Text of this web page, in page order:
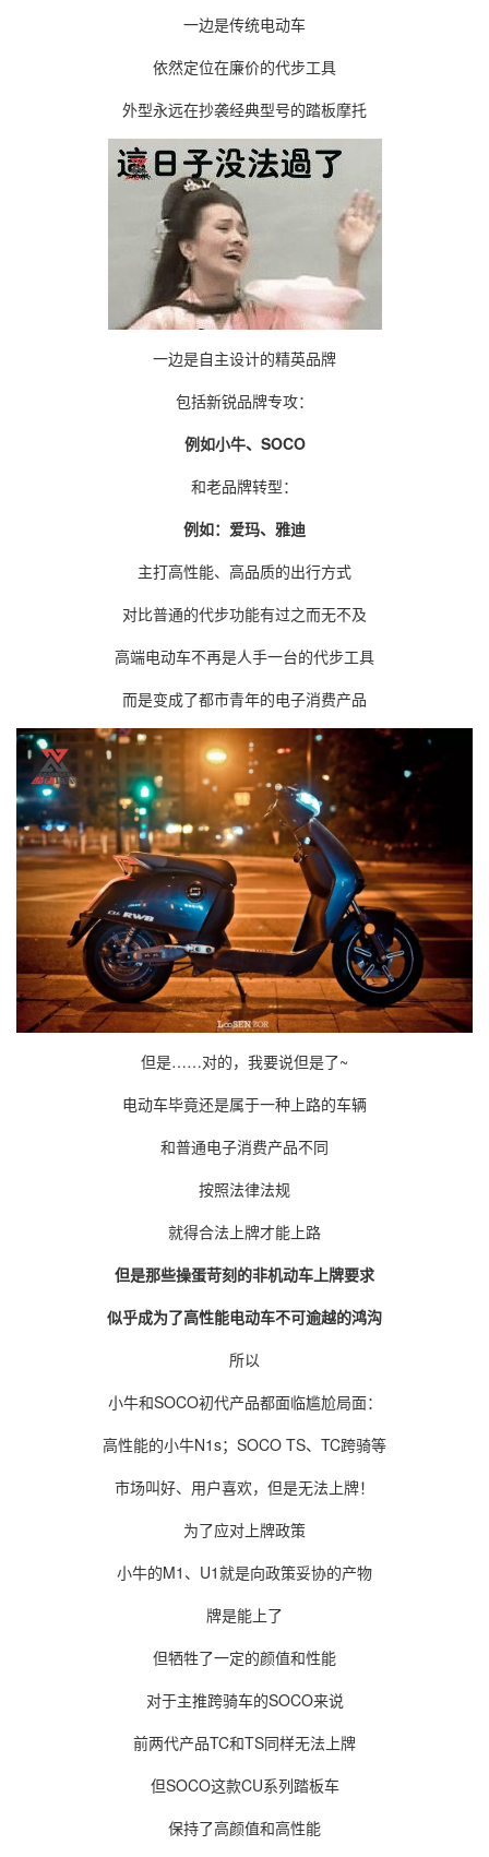
一边是传统电动车
依然定位在廉价的代步工具
外型永远在抄袭经典型号的踏板摩托
一边是自主设计的精英品牌
包括新锐品牌专攻：
例如小牛、 SOCO
和老品牌转型：
例如：爱玛、雅迪
主打高性能、高品质的出行方式
对比普通的代步功能有过之而无不及
高端电动车不再是人手一台的代步工具
而是变成了都市青年的电子消费产品
但是……对的，我要说但是了~
电动车毕竟还是属于一种上路的车辆
和普通电子消费产品不同
按照法律法规
就得合法上牌才能上路
但是那些操蛋苛刻的非机动车上牌要求
似乎成为了高性能电动车不可逾越的鸿沟
所以
小牛和SOCO初代产品都面临尴尬局面：
高性能的小牛N1s；SOCO TS、TC跨骑等
市场叫好、用户喜欢，但是无法上牌！
为了应对上牌政策
小牛的M1、U1就是向政策妥协的产物
牌是能上了
但牺牲了一定的颜值和性能
对于主推跨骑车的SOCO来说
前两代产品TC和TS同样无法上牌
但SOCO这款CU系列踏板车
保持了高颜值和高性能